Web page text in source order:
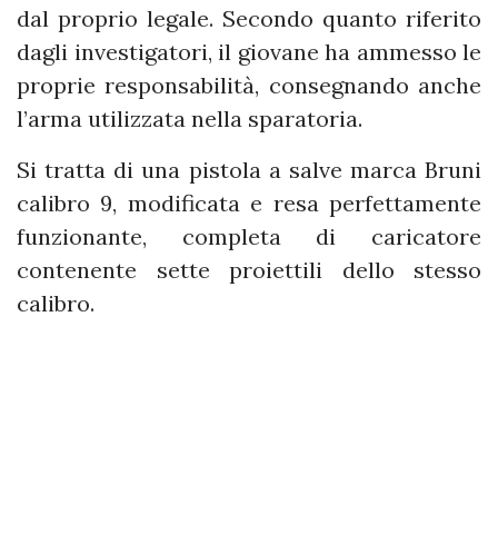
dal proprio legale. Secondo quanto riferito
dagli investigatori, il giovane ha ammesso le
proprie responsabilità, consegnando anche
l’arma utilizzata nella sparatoria.
Si tratta di una pistola a salve marca Bruni
calibro 9, modificata e resa perfettamente
funzionante, completa di caricatore
contenente sette proiettili dello stesso
calibro.